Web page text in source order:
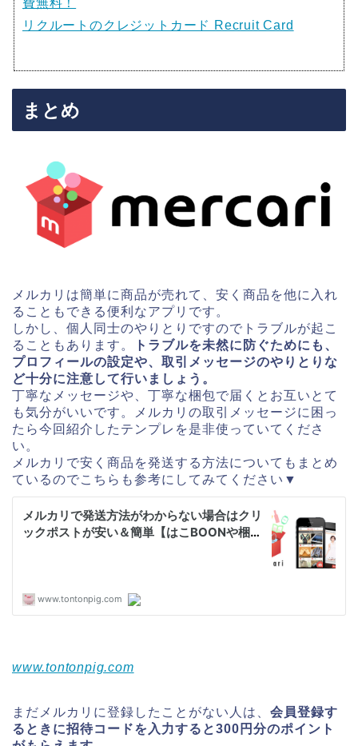
費無料！
リクルートのクレジットカード Recruit Card
まとめ
メルカリは簡単に商品が売れて、安く商品を他に入れ
ることもできる便利なアプリです。
しかし、個人同士のやりとりですのでトラブルが起こ
ることもあります。
トラブルを未然に防ぐためにも、
プロフィールの設定や、取引メッセージのやりとりな
ど十分に注意して行いましょう。
丁寧なメッセージや、丁寧な梱包で届くとお互いとて
も気分がいいです。メルカリの取引メッセージに困っ
たら今回紹介したテンプレを是非使っていてくださ
い。
メルカリで安く商品を発送する方法についてもまとめ
ているのでこちらも参考にしてみてください▼
www.tontonpig.com
まだメルカリに登録したことがない人は、 会員登録す
るときに招待コードを入力すると300円分のポイント